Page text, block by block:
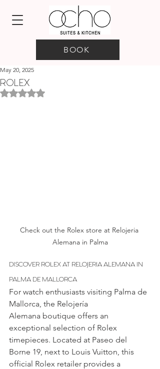
BOOK
ROLEX
May 20, 2025
Rated NaN out of 5 stars.
Check out the Rolex store at Relojeria
Alemana in Palma
DISCOVER ROLEX AT RELOJERIA ALEMANA IN
PALMA DE MALLORCA
For watch enthusiasts visiting Palma de
Mallorca, the Relojería
Alemana boutique offers an
exceptional selection of Rolex
timepieces. Located at Paseo del
Borne 19, next to Louis Vuitton, this
official Rolex retailer provides a